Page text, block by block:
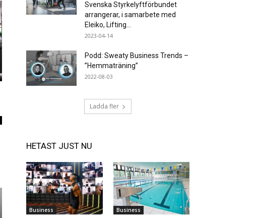
Svenska Styrkelyftförbundet
arrangerar, i samarbete med
Eleiko, Lifting...
2023-04-14
Podd: Sweaty Business Trends –
”Hemmaträning”
2022-08-03
Ladda fler
HETAST JUST NU
Business Business